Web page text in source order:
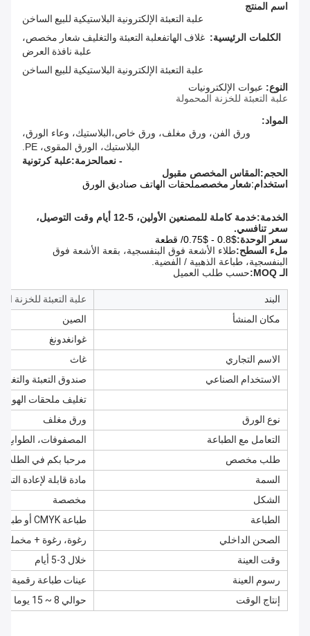
اسم المنتج
علبة التعبئة الإلكترونية البلاستيكية للبيع الساخن
الكلمات الرئيسية: غلاف الهاتفعلبة التعبئة والتغليف شعار مخصص،
علبة نافذة العرض
علبة التعبئة الإلكترونية البلاستيكية للبيع الساخن
النوع: عبوات الإلكترونيات
علبة التعبئة للخزنة المحمولة
المواد:
ورق الفن، ورق مغلف، ورق خاص،البلاستيك، وعاء الورق،
البلاستيك، الورق المقوى، PE.
- نعمالحزمة:علبة كرتونية
الحجم: المقاس المخصص مقبول
استخدام:شعار مخصصملحقات الهاتف صناديق الورق
الخدمة:
خدمة كاملة للمصنعين الأولين، 5-12 أيام وقت التوصيل،
سعر تنافسي.
سعر الوحدة:$0.8 - $0.75/ قطعة
ملء السطح:طلاء الأشعة فوق البنفسجية، بقعة الأشعة فوق
البنفسجية، طباعة الذهبية / الفضية.
الـ MOQ:
حسب طلب العميل
البند
علبة التعبئة للخزنة
مكان المنشأ
الصين
غوانغدونغ
الاسم التجاري
غاث
الاستخدام الصناعي
صندوق التعبئة
تغليف ملحقات
نوع الورق
ورق مغلف
التعامل مع الطباعة
المصفوفات،
طلب مخصص
مرحبا بكم في الطلب
السمة
مادة قابلة لإعادة
الشكل
مخصصة
الطباعة
طباعة CMYK أو طباعة PMS مخصصة
الصحن الداخلي
رغوة، رغوة + مخملية،
وقت العينة
خلال 3-5 أيام
رسوم العينة
عينات طباعة رقمية
إنتاج الوقت
حوالي 8 ~ 15 يوما